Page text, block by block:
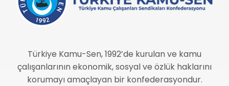
Türkiye Kamu-Sen, 1992’de kurulan ve kamu
çalışanlarının ekonomik, sosyal ve özlük haklarını
korumayı amaçlayan bir konfederasyondur.